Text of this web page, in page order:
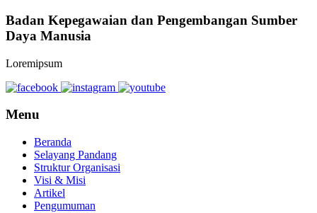
Badan Kepegawaian dan Pengembangan Sumber
Daya Manusia
Loremipsum
Menu
Beranda
Selayang Pandang
Struktur Organisasi
Visi & Misi
Artikel
Pengumuman